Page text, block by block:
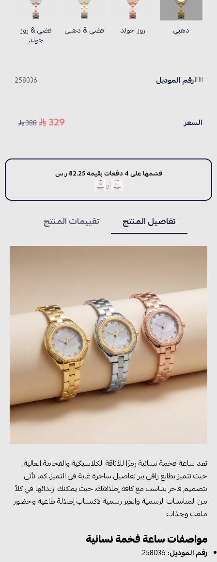
ذهبي روز جولد فضي & ذهبي فضي & روز
جولد
رقم الموديل 258036
السعر 329
388
قسّمها على 4 دفعات بقيمة 82.25 ر.س
أو
تفاصيل المنتج تقييمات المنتج
تعد ساعة فخمة نسائية رمزًا للأناقة الكلاسيكية والفخامة العالية،
حيث تتميز بطابع راقي يبر تفاصيل ساحرة غاية في التميز، كما تأتي
بتصميم فاخر يتناسب مع كافة إطلالاتك، حيث يمكنك ارتدائها في كلاً
من المناسبات الرسمية والغير رسمية لاكتساب إطلالة طاغية وحضور
ملفت وجذاب.
مواصفات ساعة فخمة نسائية
رقم الموديل: